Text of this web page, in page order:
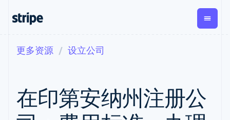
支付
在线支付
Payment links
无代码支付
营收
经常性收入
Metronome
按用量计费
Subscriptions
Global
Payouts
向第三
按企业阶段
文档
库与 SDK
Stripe Apps
学习
指南
更多资源 设立公司
在印第安纳州注册公